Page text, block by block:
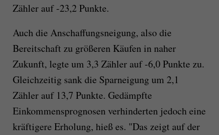
Zähler auf -23,2 Punkte.
Auch die Anschaffungsneigung, also die
Bereitschaft zu größeren Käufen in naher
Zukunft, legte um 3,3 Zähler auf -6,0 Punkte zu.
Gleichzeitig sank die Sparneigung um 2,1
Zähler auf 13,7 Punkte. Gedämpfte
Einkommensprognosen verhinderten jedoch eine
kräftigere Erholung, hieß es. "Das zeigt auf der